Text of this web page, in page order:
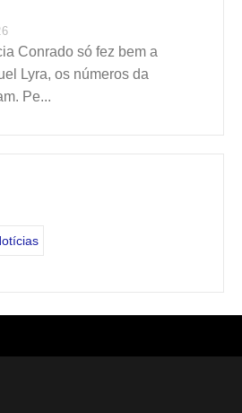
Conrado só fez bem a
Lyra, os números da
Pe...